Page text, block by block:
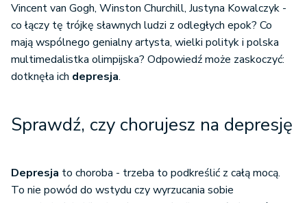
Vincent van Gogh, Winston Churchill, Justyna Kowalczyk -
co łączy tę trójkę sławnych ludzi z odległych epok? Co
mają wspólnego genialny artysta, wielki polityk i polska
multimedalistka olimpijska? Odpowiedź może zaskoczyć:
dotknęła ich depresja.
Sprawdź, czy chorujesz na depresję
Depresja to choroba - trzeba to podkreślić z całą mocą.
To nie powód do wstydu czy wyrzucania sobie